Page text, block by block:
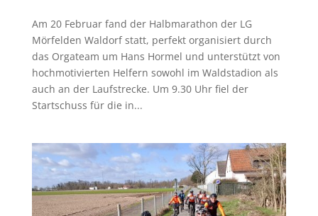
Am 20 Februar fand der Halbmarathon der LG
Mörfelden Waldorf statt, perfekt organisiert durch
das Orgateam um Hans Hormel und unterstützt von
hochmotivierten Helfern sowohl im Waldstadion als
auch an der Laufstrecke. Um 9.30 Uhr fiel der
Startschuss für die in...